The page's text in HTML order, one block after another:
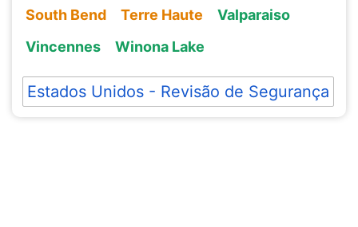
South Bend
Terre Haute
Valparaiso
Vincennes
Winona Lake
Estados Unidos - Revisão de Segurança